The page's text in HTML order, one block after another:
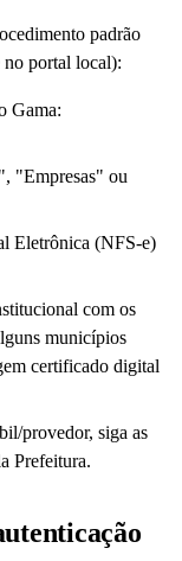
padrão
portal local):
Gama:
"Empresas" ou
Eletrônica (NFS-e)
com os
municípios
certificado digital
provedor, siga as
Prefeitura.